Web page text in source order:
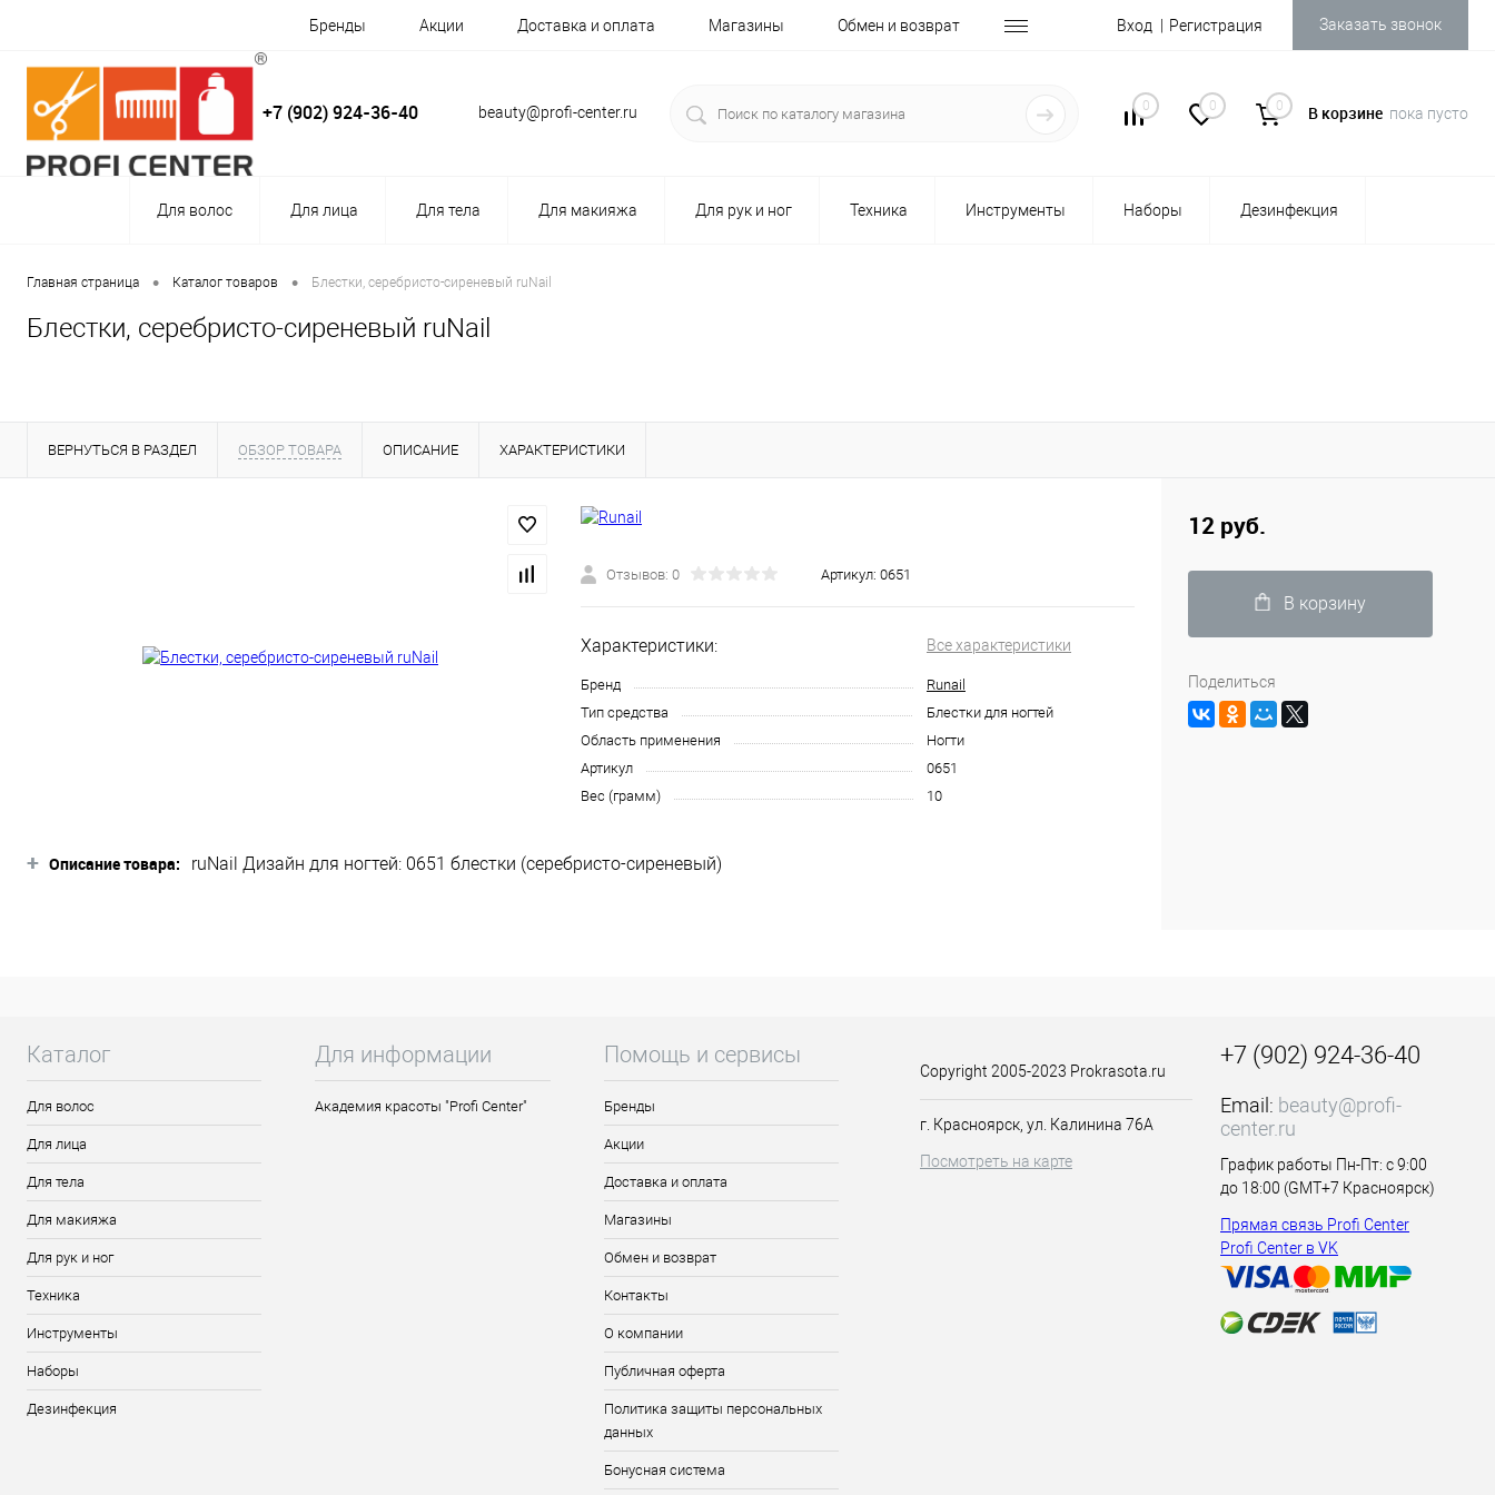
Бренды Акции Доставка и оплата Магазины Обмен и возврат Вход Регистрация Заказать звонок
+7 (902) 924-36-40 beauty@profi-center.ru 0 0 0 В корзине пока пусто
Для волос Для лица Для тела Для макияжа Для рук и ног Техника Инструменты Наборы Дезинфекция
Главная страница • Каталог товаров • Блестки, серебристо-сиреневый ruNail
Блестки, серебристо-сиреневый ruNail
ВЕРНУТЬСЯ В РАЗДЕЛ ОБЗОР ТОВАРА ОПИСАНИЕ ХАРАКТЕРИСТИКИ
Отзывов: 0 Артикул: 0651
Характеристики: Все характеристики
Бренд
Runail
Тип средства
Блестки для ногтей
Область применения
Ногти
Артикул
0651
Вес (грамм)
10
+ Описание товара: ruNail Дизайн для ногтей: 0651 блестки (серебристо-сиреневый)
12 руб.
В корзину
Поделиться
Каталог
Для волос
Для лица
Для тела
Для макияжа
Для рук и ног
Техника
Инструменты
Наборы
Дезинфекция
Для информации
Академия красоты "Profi Center"
Помощь и сервисы
Бренды
Акции
Доставка и оплата
Магазины
Обмен и возврат
Контакты
О компании
Публичная оферта
Политика защиты персональных
данных
Бонусная система
Copyright 2005-2023 Prokrasota.ru
г. Красноярск, ул. Калинина 76А
Посмотреть на карте
+7 (902) 924-36-40
Email: beauty@profi-
center.ru
График работы Пн-Пт: с 9:00
до 18:00 (GMT+7 Красноярск)
Прямая связь Profi Center
Profi Center в VK